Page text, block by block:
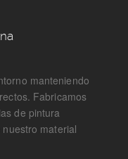
manteniendo
Fabricamos
de pintura
material